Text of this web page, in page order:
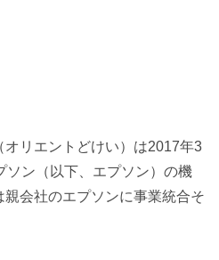
リエントどけい）は2017年3
ソン（以下、エプソン）の機
会社のエプソンに事業統合そ